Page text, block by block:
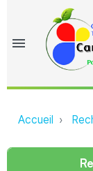
menu
Accueil